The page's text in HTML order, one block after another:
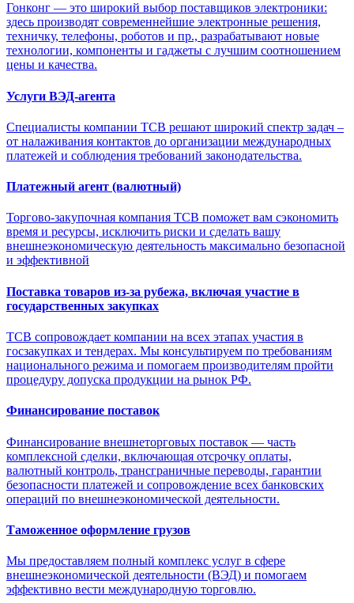
Гонконг — это широкий выбор поставщиков электроники:
здесь производят современнейшие электронные решения,
техничку, телефоны, роботов и пр., разрабатывают новые
технологии, компоненты и гаджеты с лучшим соотношением
цены и качества.
Услуги ВЭД-агента
Специалисты компании ТСВ решают широкий спектр задач –
от налаживания контактов до организации международных
платежей и соблюдения требований законодательства.
Платежный агент (валютный)
Торгово-закупочная компания ТСВ поможет вам сэкономить
время и ресурсы, исключить риски и сделать вашу
внешнеэкономическую деятельность максимально безопасной
и эффективной
Поставка товаров из-за рубежа, включая участие в
государственных закупках
ТСВ сопровождает компании на всех этапах участия в
госзакупках и тендерах. Мы консультируем по требованиям
национального режима и помогаем производителям пройти
процедуру допуска продукции на рынок РФ.
Финансирование поставок
Финансирование внешнеторговых поставок — часть
комплексной сделки, включающая отсрочку оплаты,
валютный контроль, трансграничные переводы, гарантии
безопасности платежей и сопровождение всех банковских
операций по внешнеэкономической деятельности.
Таможенное оформление грузов
Мы предоставляем полный комплекс услуг в сфере
внешнеэкономической деятельности (ВЭД) и помогаем
эффективно вести международную торговлю.